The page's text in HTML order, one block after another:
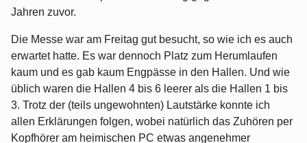
Jahren zuvor.
Die Messe war am Freitag gut besucht, so wie ich es auch
erwartet hatte. Es war dennoch Platz zum Herumlaufen
kaum und es gab kaum Engpässe in den Hallen. Und wie
üblich waren die Hallen 4 bis 6 leerer als die Hallen 1 bis
3. Trotz der (teils ungewohnten) Lautstärke konnte ich
allen Erklärungen folgen, wobei natürlich das Zuhören per
Kopfhörer am heimischen PC etwas angenehmer